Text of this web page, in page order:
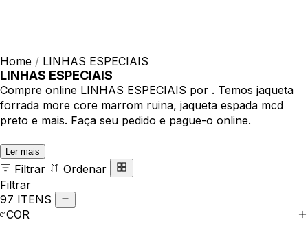
Home / LINHAS ESPECIAIS
LINHAS ESPECIAIS
Compre online LINHAS ESPECIAIS por . Temos jaqueta
forrada more core marrom ruina, jaqueta espada mcd
preto e mais. Faça seu pedido e pague-o online.
Ler mais
Filtrar
Ordenar
Filtrar
97 ITENS
COR